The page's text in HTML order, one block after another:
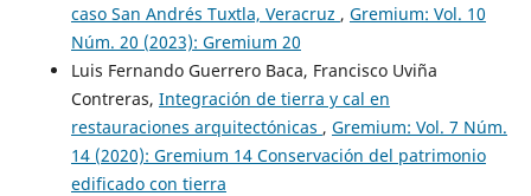
caso San Andrés Tuxtla, Veracruz , Gremium: Vol. 10
Núm. 20 (2023): Gremium 20
Luis Fernando Guerrero Baca, Francisco Uviña
Contreras, Integración de tierra y cal en
restauraciones arquitectónicas , Gremium: Vol. 7 Núm.
14 (2020): Gremium 14 Conservación del patrimonio
edificado con tierra